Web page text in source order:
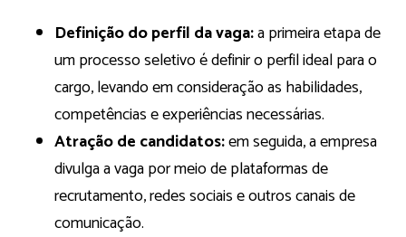
Definição do perfil da vaga:a primeira etapa de
um processo seletivo é definir o perfil ideal para o
cargo, levando em consideração as habilidades,
competências e experiências necessárias.
Atração de candidatos:em seguida, a empresa
divulga a vaga por meio de plataformas de
recrutamento, redes sociais e outros canais de
comunicação.